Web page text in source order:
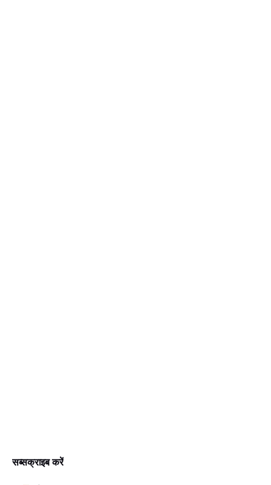
सब्सक्राइब करें